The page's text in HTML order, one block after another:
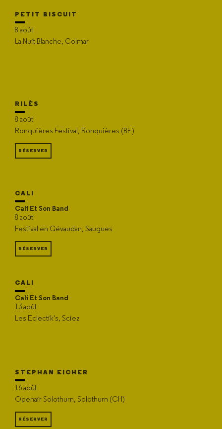
PETIT BISCUIT
8 août
La Nuit Blanche, Colmar
RILÈS
8 août
Ronquières Festival, Ronquières (BE)
RÉSERVER
CALI
Cali Et Son Band
8 août
Festival en Gévaudan, Saugues
RÉSERVER
CALI
Cali Et Son Band
13 août
Les Eclectik's, Sciez
STEPHAN EICHER
16 août
Openair Solothurn, Solothurn (CH)
RÉSERVER